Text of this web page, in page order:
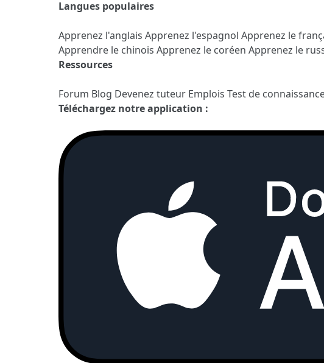
Langues populaires
Apprenez l'anglais Apprenez l'espagnol Apprenez le
Apprendre le chinois Apprenez le coréen Apprenez le
Ressources
Forum Blog Devenez tuteur Emplois Test de
Téléchargez notre application :